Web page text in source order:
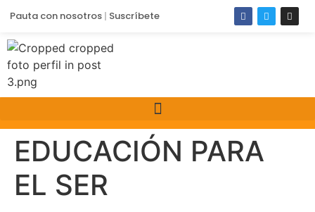
Pauta con nosotros Suscríbete
EDUCACIÓN PARA
EL SER